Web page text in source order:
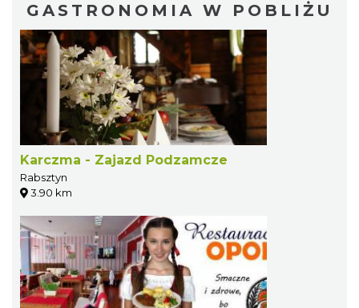
GASTRONOMIA W POBLIŻU
Karczma - Zajazd Podzamcze
Rabsztyn
3.90 km